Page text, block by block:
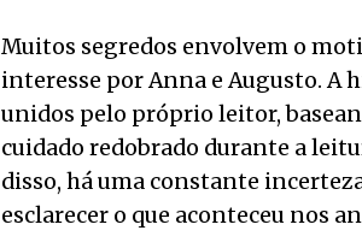
Muitos segredos envolvem o
interesse por Anna e Augusto. A
unidos pelo próprio leitor,
cuidado redobrado durante a
disso, há uma constante
esclarecer o que aconteceu nos